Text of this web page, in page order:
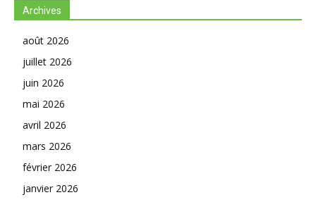
Archives
août 2026
juillet 2026
juin 2026
mai 2026
avril 2026
mars 2026
février 2026
janvier 2026